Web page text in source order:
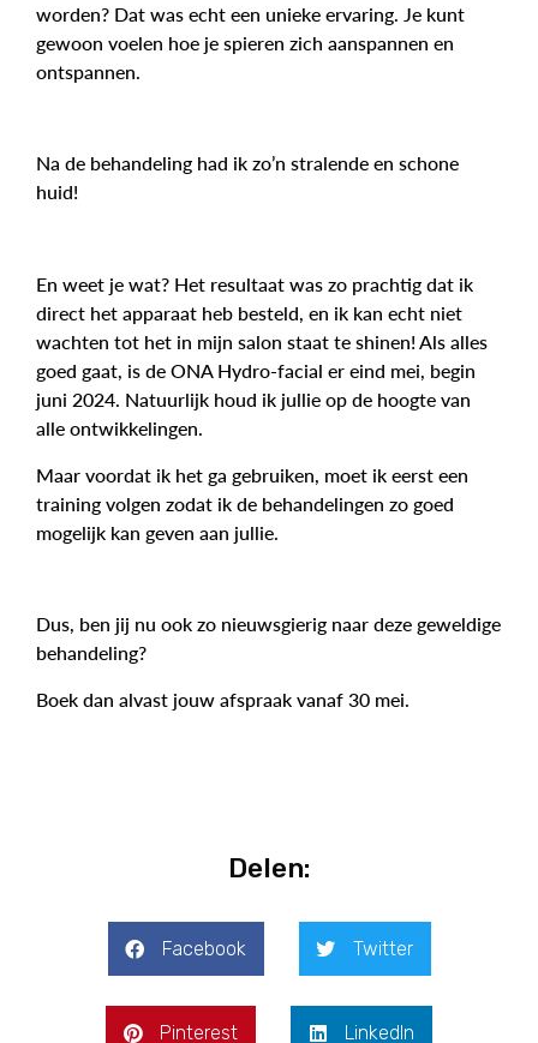
worden? Dat was echt een unieke ervaring. Je kunt
gewoon voelen hoe je spieren zich aanspannen en
ontspannen.
Na de behandeling had ik zo’n stralende en schone
huid!
En weet je wat? Het resultaat was zo prachtig dat ik
direct het apparaat heb besteld, en ik kan echt niet
wachten tot het in mijn salon staat te shinen! Als alles
goed gaat, is de ONA Hydro-facial er eind mei, begin
juni 2024. Natuurlijk houd ik jullie op de hoogte van
alle ontwikkelingen.
Maar voordat ik het ga gebruiken, moet ik eerst een
training volgen zodat ik de behandelingen zo goed
mogelijk kan geven aan jullie.
Dus, ben jij nu ook zo nieuwsgierig naar deze geweldige
behandeling?
Boek dan alvast jouw afspraak vanaf 30 mei.
Delen:
Facebook Twitter
Pinterest LinkedIn